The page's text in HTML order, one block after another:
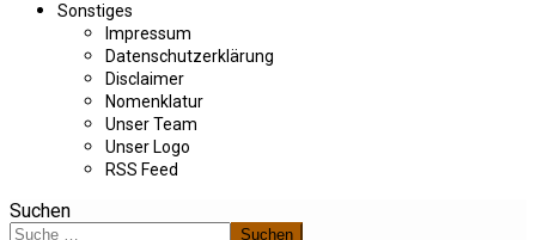
Sonstiges
Impressum
Datenschutzerklärung
Disclaimer
Nomenklatur
Unser Team
Unser Logo
RSS Feed
Suchen
Suchen